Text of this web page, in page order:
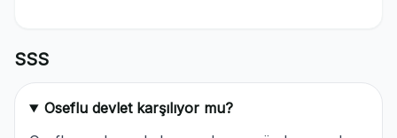
SSS
Oseflu devlet karşılıyor mu?